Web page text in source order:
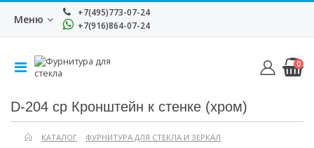
Меню
+7(495)773-07-24
+7(916)864-07-24
0
D-204 cp Кронштейн к стенке (хром)
КАТАЛОГ
ФУРНИТУРА ДЛЯ СТЕКЛА И ЗЕРКАЛ